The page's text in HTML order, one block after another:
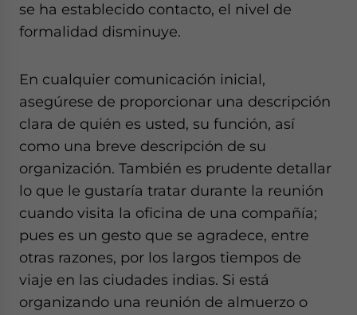
se ha establecido contacto, el nivel de
formalidad disminuye.
En cualquier comunicación inicial,
asegúrese de proporcionar una descripción
clara de quién es usted, su función, así
como una breve descripción de su
organización. También es prudente detallar
lo que le gustaría tratar durante la reunión
cuando visita la oficina de una compañía;
pues es un gesto que se agradece, entre
otras razones, por los largos tiempos de
viaje en las ciudades indias. Si está
organizando una reunión de almuerzo o